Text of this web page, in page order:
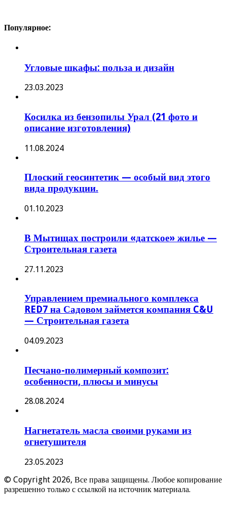
Популярное:
Угловые шкафы: польза и дизайн
23.03.2023
Косилка из бензопилы Урал (21 фото и
описание изготовления)
11.08.2024
Плоский геосинтетик — особый вид этого
вида продукции.
01.10.2023
В Мытищах построили «датское» жилье —
Строительная газета
27.11.2023
Управлением премиального комплекса
RED7 на Садовом займется компания C&U
— Строительная газета
04.09.2023
Песчано-полимерный композит:
особенности, плюсы и минусы
28.08.2024
Нагнетатель масла своими руками из
огнетушителя
23.05.2023
© Copyright 2026, Все права защищены. Любое копирование
разрешенно только с ссылкой на источник материала.